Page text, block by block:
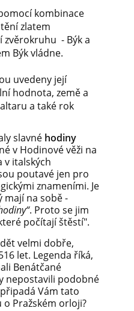
kombinace
zlatem
zvěrokruhu - Býk a
Býk vládne.
uvedeny její
hodnota, země a
a také rok
slavné hodiny
v Hodinové věži na
v italských
poutavé jen pro
znameními. Je
mají na sobě -
. Proto se jim
počítají štěstí".
velmi dobře,
let. Legenda říká,
Benátčané
nepostavili podobné
Vám tato
Pražském orloji?